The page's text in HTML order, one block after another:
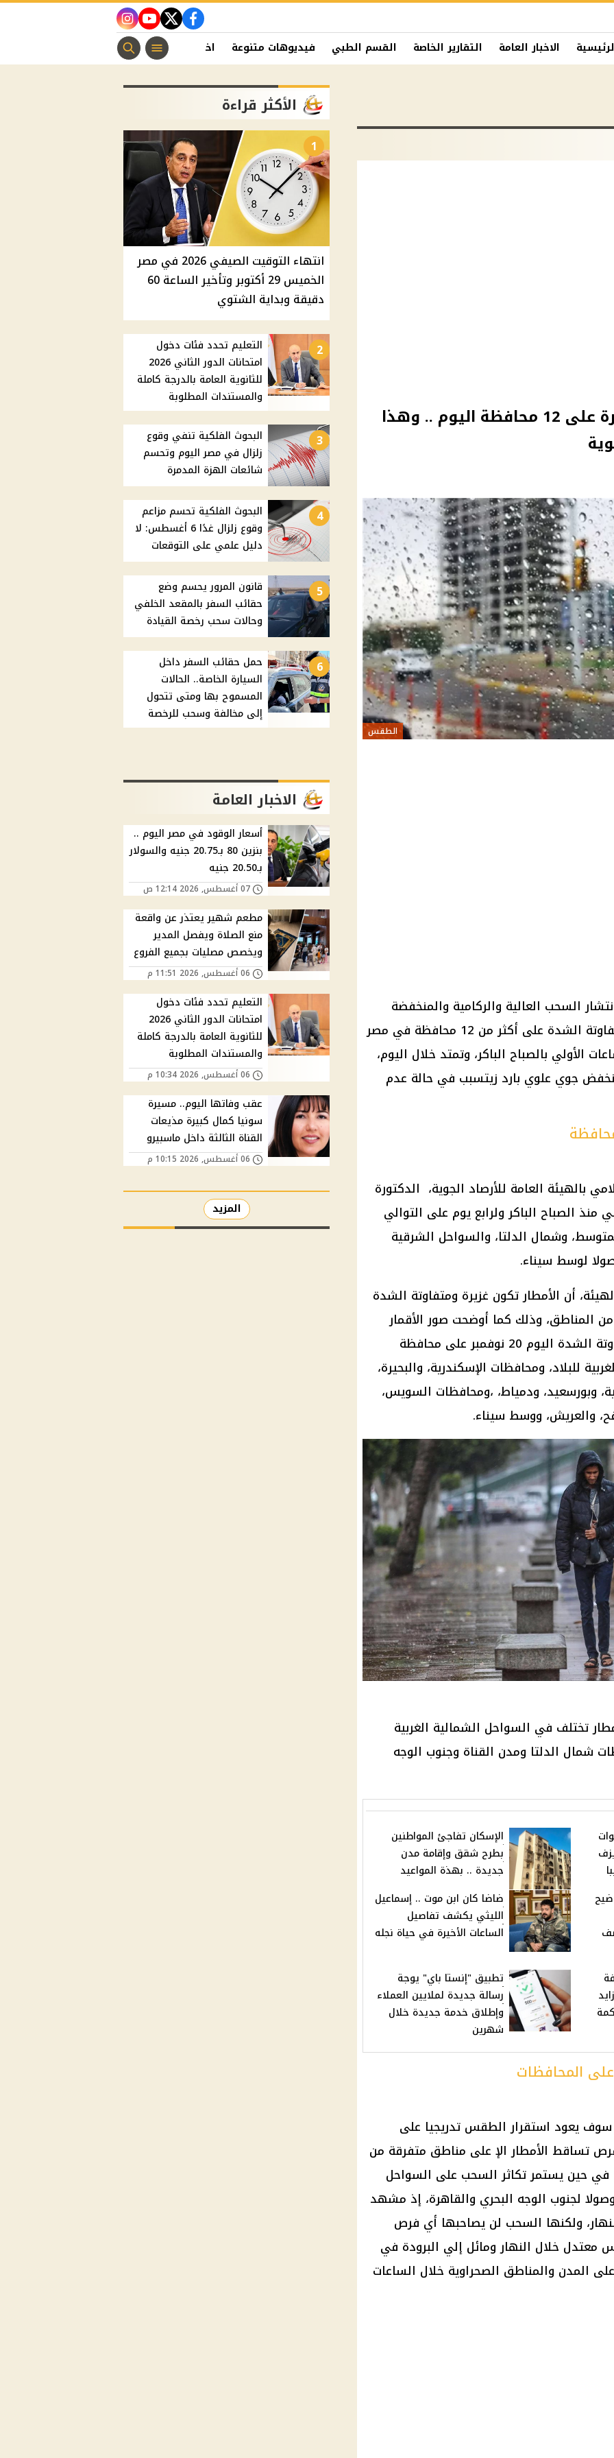
facebook
twitter
youtube
instagram
الاخبار العامة التقارير الخاصة القسم الطبي فيديوهات متنوعة اخبار الفن منوعات مسيحية
سقوط أمطار رعدية وغزيرة على 12 محافظة اليوم .. وهذا
الطقس
السحب العالية والركامية والمنخفضة
المطيرة، والتي يصاحبها أمطار متفاوتة الشدة على أكثر من 12 محافظة في مصر
الأولي بالصباح الباكر، وتمتد خلال اليوم،
منخفض جوي علوي بارد زيتسبب في حالة عدم
بالهيئة العامة للأرصاد الجوية، الدكتورة
الصباح الباكر ولرابع يوم على التوالي
وشمال الدلتا، والسواحل الشرقية
لوسط سيناء.
أن الأمطار تكون غزيرة ومتفاوتة الشدة
المناطق، وذلك كما أوضحت صور الأقمار
الصناعية، حيث تمتد الأمطار المتفاوتة الشدة اليوم 20 نوفمبر على محافظة
للبلاد، ومحافظات الإسكندرية، والبحيرة،
وبورسعيد، ودمياط، ،ومحافظات السويس،
والعريش، ووسط سيناء.
تختلف في السواحل الشمالية الغربية
شمال الدلتا ومدن القناة وجنوب الوجه
الإسكان تفاجئ المواطنين
بطرح شقق وإقامة مدن
جديدة .. بهذة المواعيد
ضاضا كان ابن موت .. إسماعيل
الليثي يكشف تفاصيل
الساعات الأخيرة في حياة نجله
تطبيق "إنستا باي" يوجة
رسالة جديدة لملايين العملاء
وإطلاق خدمة جديدة خلال
شهرين
على المحافظات
سوف يعود استقرار الطقس تدريجيا على
تساقط الأمطار الإ على مناطق متفرقة من
في حين يستمر تكاثر السحب على السواحل
لجنوب الوجه البحري والقاهرة، إذ مشهد
ولكنها السحب لن يصاحبها أي فرص
خلال النهار ومائل إلي البرودة في
المدن والمناطق الصحراوية خلال الساعات
الأكثر قراءة
1
انتهاء التوقيت الصيفي 2026 في مصر
الخميس 29 أكتوبر وتأخير الساعة 60
دقيقة وبداية الشتوي
2
التعليم تحدد فئات دخول
امتحانات الدور الثاني 2026
للثانوية العامة بالدرجة كاملة
والمستندات المطلوبة
3
البحوث الفلكية تنفي وقوع
زلزال في مصر اليوم وتحسم
شائعات الهزة المدمرة
4
البحوث الفلكية تحسم مزاعم
وقوع زلزال غدًا 6 أغسطس: لا
دليل علمي على التوقعات
5
قانون المرور يحسم وضع
حقائب السفر بالمقعد الخلفي
وحالات سحب رخصة القيادة
6
حمل حقائب السفر داخل
السيارة الخاصة.. الحالات
المسموح بها ومتى تتحول
إلى مخالفة وسحب للرخصة
الاخبار العامة
أسعار الوقود في مصر اليوم ..
بنزين 80 بـ20.75 جنيه والسولار
بـ20.50 جنيه
07 أغسطس, 2026 12:14 ص
مطعم شهير يعتذر عن واقعة
منع الصلاة ويفصل المدير
ويخصص مصليات بجميع الفروع
06 أغسطس, 2026 11:51 م
التعليم تحدد فئات دخول
امتحانات الدور الثاني 2026
للثانوية العامة بالدرجة كاملة
والمستندات المطلوبة
06 أغسطس, 2026 10:34 م
عقب وفاتها اليوم.. مسيرة
سونيا كمال كبيرة مذيعات
القناة الثالثة داخل ماسبيرو
06 أغسطس, 2026 10:15 م
المزيد